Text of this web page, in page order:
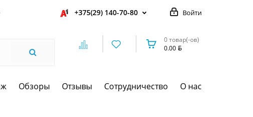
Войти
+375(29) 140-70-80
0 товар(-ов)
0.00
Обзоры Отзывы Сотрудничество О нас